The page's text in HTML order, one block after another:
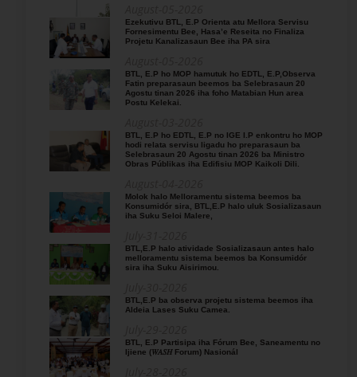
Ezekutivu BTL, E.P Orienta atu Mellora Servisu
Fornesimentu Bee, Hasa’e Reseita no Finaliza
Projetu Kanalizasaun Bee iha PA sira
BTL, E.P ho MOP hamutuk ho EDTL, E.P,Observa
Fatin preparasaun beemos ba Selebrasaun 20
Agostu tinan 2026 iha foho Matabian Hun area
Postu Kelekai.
BTL, E.P ho EDTL, E.P no IGE I.P enkontru ho MOP
hodi relata servisu ligadu ho preparasaun ba
Selebrasaun 20 Agostu tinan 2026 ba Ministro
Obras Públikas iha Edifisiu MOP Kaikoli Dili.
Molok halo Melloramentu sistema beemos ba
Konsumidór sira, BTL,E.P halo uluk Sosializasaun
iha Suku Seloi Malere,
BTL,E.P halo atividade Sosializasaun antes halo
melloramentu sistema beemos ba Konsumidór
sira iha Suku Aisirimou.
BTL,E.P ba observa projetu sistema beemos iha
Aldeia Lases Suku Camea.
BTL, E.P Partisipa iha Fórum Bee, Saneamentu no
Ijiene (𝑊𝐴𝑆𝐻 Forum) Nasionál